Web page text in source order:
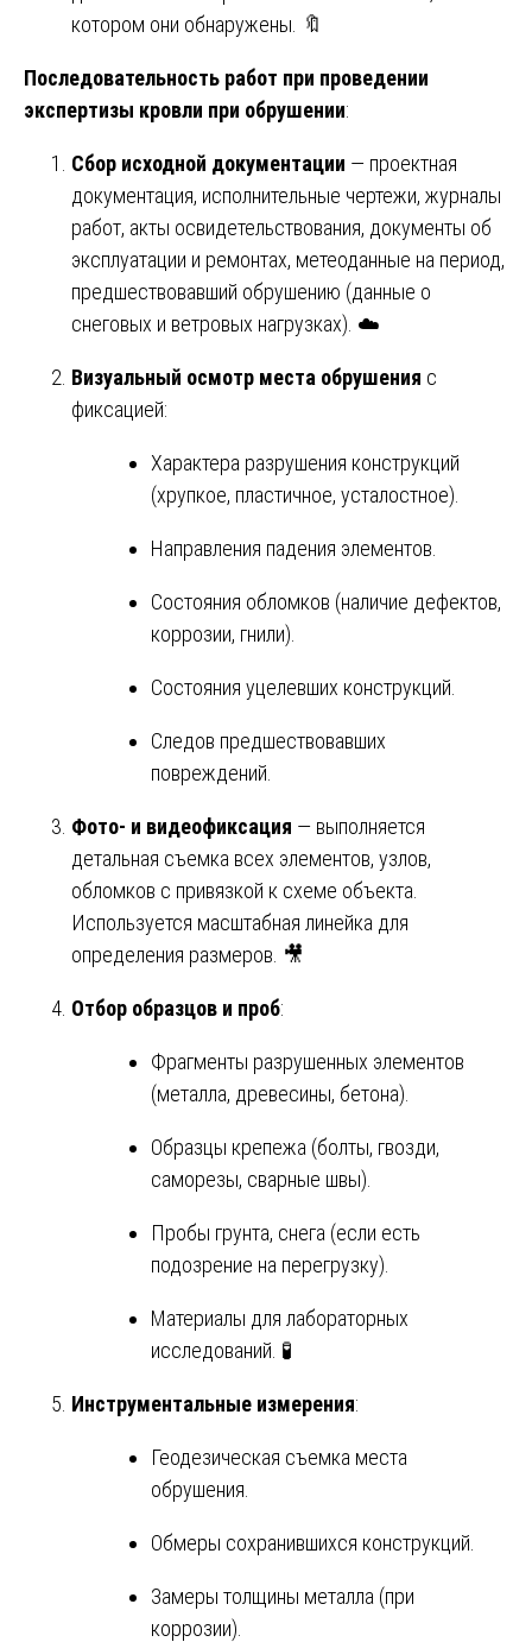
котором они обнаружены. 🔖
Последовательность работ при проведении
экспертизы кровли при обрушении:
Сбор исходной документации — проектная
документация, исполнительные чертежи, журналы
работ, акты освидетельствования, документы об
эксплуатации и ремонтах, метеоданные на период,
предшествовавший обрушению (данные о
снеговых и ветровых нагрузках). ☁️
Визуальный осмотр места обрушения с
фиксацией:
Характера разрушения конструкций
(хрупкое, пластичное, усталостное).
Направления падения элементов.
Состояния обломков (наличие дефектов,
коррозии, гнили).
Состояния уцелевших конструкций.
Следов предшествовавших
повреждений.
Фото- и видеофиксация — выполняется
детальная съемка всех элементов, узлов,
обломков с привязкой к схеме объекта.
Используется масштабная линейка для
определения размеров. 🎥
Отбор образцов и проб:
Фрагменты разрушенных элементов
(металла, древесины, бетона).
Образцы крепежа (болты, гвозди,
саморезы, сварные швы).
Пробы грунта, снега (если есть
подозрение на перегрузку).
Материалы для лабораторных
исследований. 🧪
Инструментальные измерения:
Геодезическая съемка места
обрушения.
Обмеры сохранившихся конструкций.
Замеры толщины металла (при
коррозии).